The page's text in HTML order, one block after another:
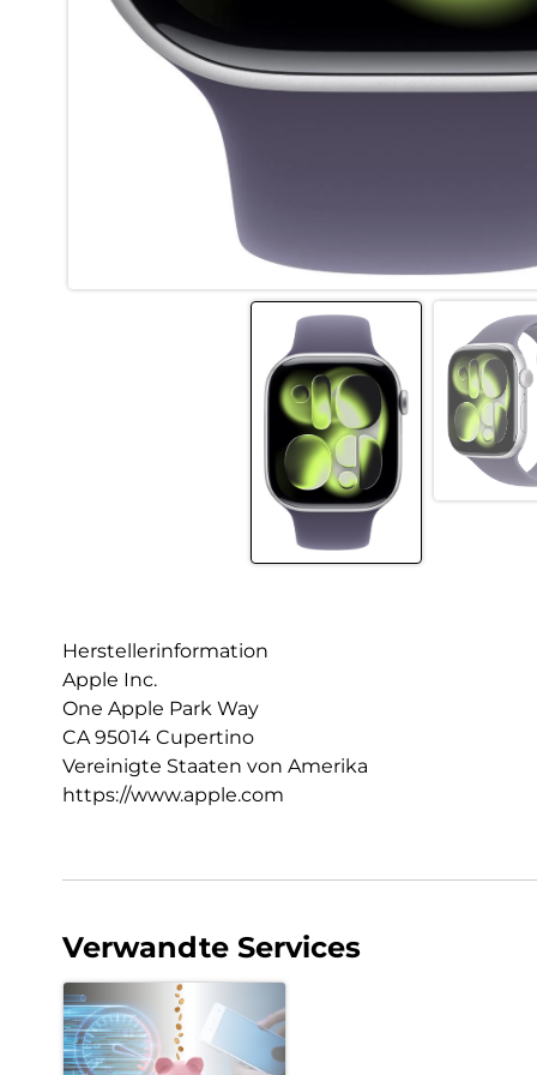
Herstellerinformation
Apple Inc.
One Apple Park Way
CA 95014 Cupertino
Vereinigte Staaten von Amerika
https://www.apple.com
Verwandte Services